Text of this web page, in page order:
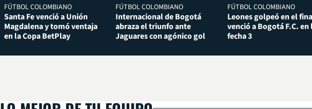
FÚTBOL COLOMBIANO
Santa Fe venció a Unión
Magdalena y tomó ventaja
en la Copa BetPlay
FÚTBOL COLOMBIANO
Internacional de Bogotá
abraza el triunfo ante
Jaguares con agónico gol
FÚTBOL COLOMBIANO
Leones golpeó en el
venció a Bogotá F.C. en
fecha 3